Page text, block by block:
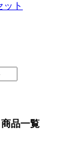
ット
品一覧